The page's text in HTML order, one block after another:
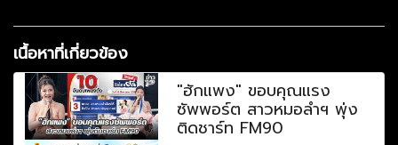
เนื้อหาที่เกี่ยวข้อง
"ฮักแพง" ขอบคุณแรง
ซัพพอร์ต สาวหมอลำฯ พุ่ง
ติดชาร์ท FM90